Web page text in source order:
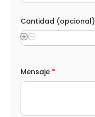
Cantidad (opcional)
Mensaje *